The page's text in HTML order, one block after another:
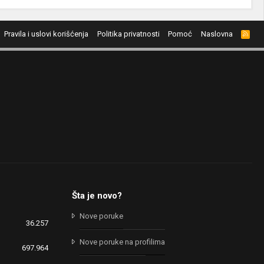
Pravila i uslovi korišćenja Politika privatnosti Pomoć Naslovna
R
S
S
36.257
697.964
Šta je novo?
Nove poruke
Nove poruke na profilima